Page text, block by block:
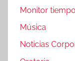
Monitor
Música
Noticias